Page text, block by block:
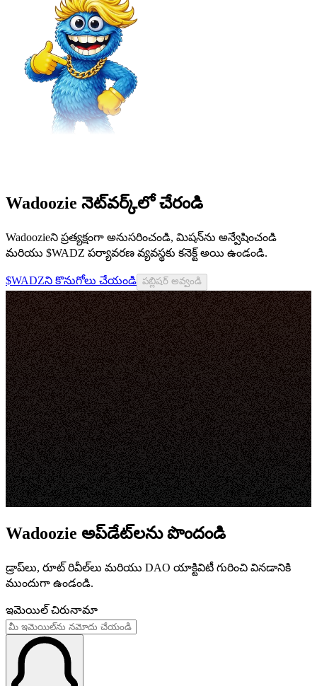
Wadoozie నెట్‌వర్క్‌లో చేరండి
Wadoozieని ప్రత్యక్షంగా అనుసరించండి, మిషన్‌ను అన్వేషించండి
మరియు $WADZ పర్యావరణ వ్యవస్థకు కనెక్ట్ అయి ఉండండి.
$WADZని కొనుగోలు చేయండి పబ్లిషర్ అవ్వండి
Wadoozie అప్‌డేట్‌లను పొందండి
డ్రాప్‌లు, రూట్ రివీల్‌లు మరియు DAO యాక్టివిటీ గురించి వినడానికి
ముందుగా ఉండండి.
ఇమెయిల్ చిరునామా